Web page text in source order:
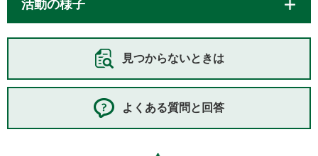
活動の様子
見つからないときは
よくある質問と回答